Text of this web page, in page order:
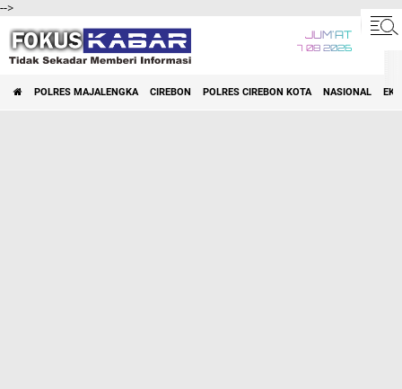
-->
JUM'AT
7 08 2026
POLRES MAJALENGKA CIREBON POLRES CIREBON KOTA NASIONAL